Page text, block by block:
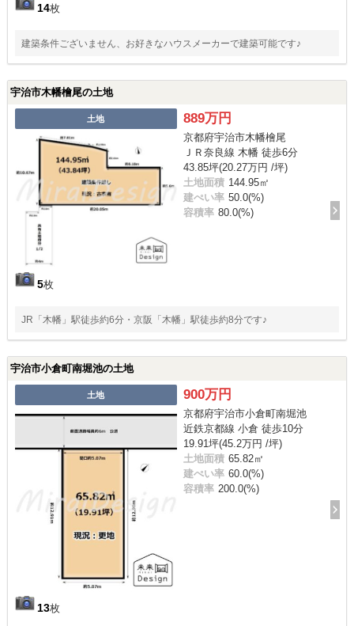
14枚
建築条件ございません、お好きなハウスメーカーで建築可能です♪
宇治市木幡檜尾の土地
土地
5枚
889万円
京都府宇治市木幡檜尾
ＪＲ奈良線 木幡 徒歩6分
43.85坪(20.27万円 /坪)
土地面積 144.95㎡
建ぺい率 50.0(%)
容積率 80.0(%)
JR「木幡」駅徒歩約6分・京阪「木幡」駅徒歩約8分です♪
宇治市小倉町南堀池の土地
土地
13枚
900万円
京都府宇治市小倉町南堀池
近鉄京都線 小倉 徒歩10分
19.91坪(45.2万円 /坪)
土地面積 65.82㎡
建ぺい率 60.0(%)
容積率 200.0(%)